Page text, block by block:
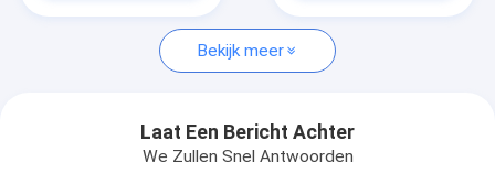
de hoge patroon van de stroomfilter
Bekijk meer
Laat Een Bericht Achter
We Zullen Snel Antwoorden